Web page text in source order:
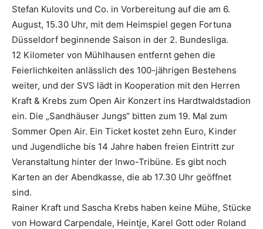
Stefan Kulovits und Co. in Vorbereitung auf die am 6.
August, 15.30 Uhr, mit dem Heimspiel gegen Fortuna
Düsseldorf beginnende Saison in der 2. Bundesliga.
12 Kilometer von Mühlhausen entfernt gehen die
Feierlichkeiten anlässlich des 100-jährigen Bestehens
weiter, und der SVS lädt in Kooperation mit den Herren
Kraft & Krebs zum Open Air Konzert ins Hardtwaldstadion
ein. Die „Sandhäuser Jungs“ bitten zum 19. Mal zum
Sommer Open Air. Ein Ticket kostet zehn Euro, Kinder
und Jugendliche bis 14 Jahre haben freien Eintritt zur
Veranstaltung hinter der Inwo-Tribüne. Es gibt noch
Karten an der Abendkasse, die ab 17.30 Uhr geöffnet
sind.
Rainer Kraft und Sascha Krebs haben keine Mühe, Stücke
von Howard Carpendale, Heintje, Karel Gott oder Roland